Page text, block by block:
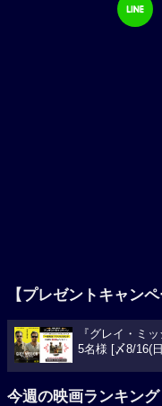
【プレゼントキャンペ
『グレイ・ミ
5名様 [〆8/16(
今週の映画ランキング